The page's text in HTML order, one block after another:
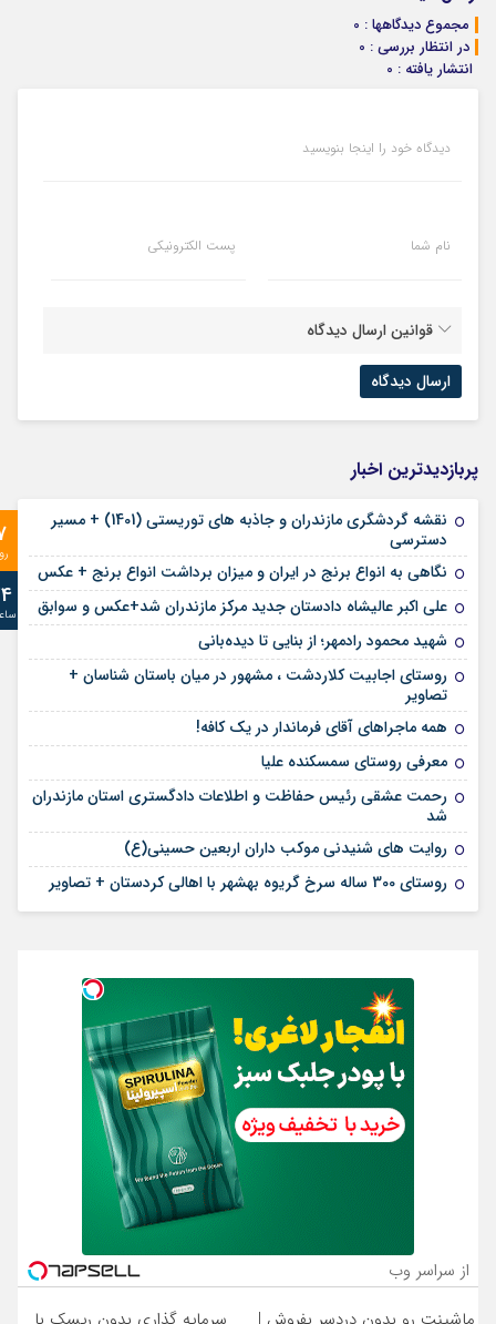
مجموع دیدگاهها : 0
در انتظار بررسی : 0
انتشار یافته : 0
دیدگاه خود را اینجا بنویسید
نام شما پست الکترونیکی
قوانین ارسال دیدگاه
پربازدیدترین اخبار
نقشه گردشگری مازندران و جاذبه های توریستی (1401) + مسیر
دسترسی
نگاهی به انواع برنج در ایران و میزان برداشت انواع برنج + عکس
علی‌ اکبر عالیشاه دادستان جدید مرکز مازندران شد+عکس و سوابق
شهید محمود رادمهر؛ از بنایی تا دیده‌بانی
روستای اجابیت کلاردشت ، مشهور در میان باستان شناسان +
تصاویر
همه ماجراهای آقای فرماندار در یک کافه!
معرفی روستای سمسکنده علیا
رحمت عشقی رئیس حفاظت و اطلاعات دادگستری استان مازندران
شد
روایت های شنیدنی موکب داران اربعین حسینی(ع)
روستای 300 ساله سرخ ‌گریوه بهشهر با اهالی کردستان + تصاویر
از سراسر وب